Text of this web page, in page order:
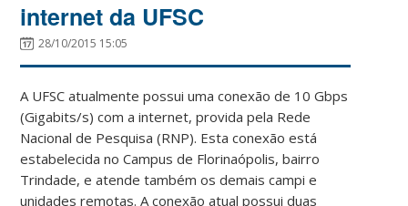
internet da UFSC
28/10/2015 15:05
A UFSC atualmente possui uma conexão de 10 Gbps
(Gigabits/s) com a internet, provida pela Rede
Nacional de Pesquisa (RNP). Esta conexão está
estabelecida no Campus de Florinaópolis, bairro
Trindade, e atende também os demais campi e
unidades remotas. A conexão atual possui duas